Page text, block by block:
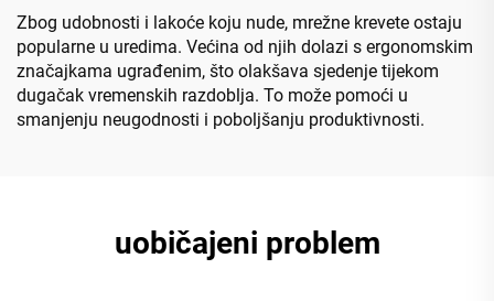
Zbog udobnosti i lakoće koju nude, mrežne krevete ostaju
popularne u uredima. Većina od njih dolazi s ergonomskim
značajkama ugrađenim, što olakšava sjedenje tijekom
dugačak vremenskih razdoblja. To može pomoći u
smanjenju neugodnosti i poboljšanju produktivnosti.
uobičajeni problem